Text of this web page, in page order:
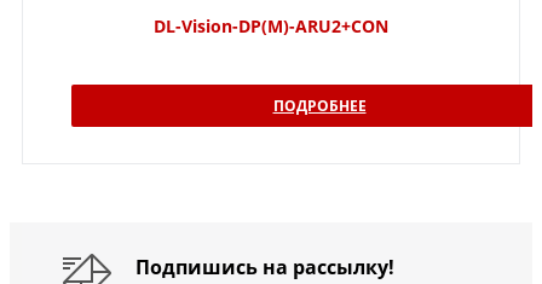
DL-Vision-DP(M)-ARU2+CON
ПОДРОБНЕЕ
Подпишись на рассылку!